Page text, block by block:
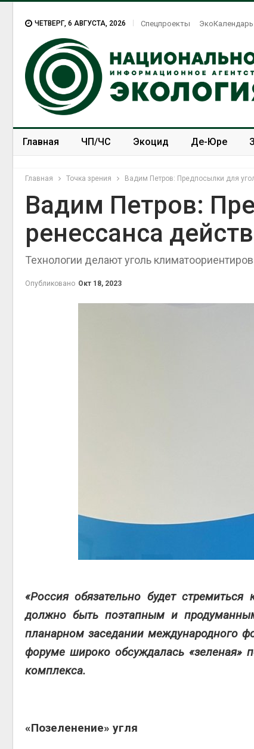
ЧЕТВЕРГ, 6 АВГУСТА, 2026 Спецпроекты ЭкоКалендарь
Главная ЧП/ЧС Экоцид Де-Юре
Главная Точка зрения Вадим Петров: Предпосылки для
Вадим Петров:
ренессанса
Технологии делают уголь
Опубликовано Окт 18, 2023
«Россия обязательно будет
должно быть поэтапным и
планарном заседании международного
форуме широко обсуждалась «зеленая»
комплекса.
«Позеленение» угля